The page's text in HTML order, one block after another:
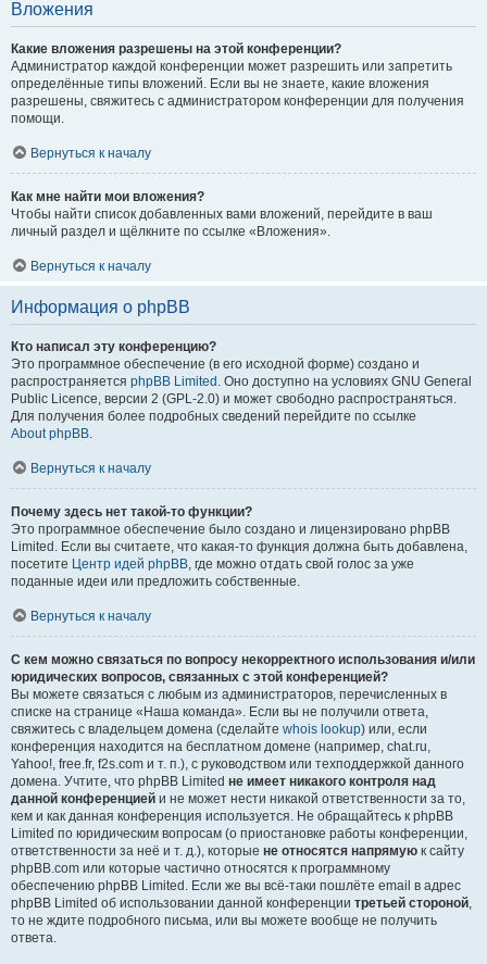
Вложения
Какие вложения разрешены на этой конференции?
Администратор каждой конференции может разрешить или запретить
определённые типы вложений. Если вы не знаете, какие вложения
разрешены, свяжитесь с администратором конференции для получения
помощи.
Вернуться к началу
Как мне найти мои вложения?
Чтобы найти список добавленных вами вложений, перейдите в ваш
личный раздел и щёлкните по ссылке «Вложения».
Вернуться к началу
Информация о phpBB
Кто написал эту конференцию?
Это программное обеспечение (в его исходной форме) создано и
распространяется phpBB Limited . Оно доступно на условиях GNU General
Public Licence, версии 2 (GPL-2.0) и может свободно распространяться.
Для получения более подробных сведений перейдите по ссылке
About phpBB.
Вернуться к началу
Почему здесь нет такой-то функции?
Это программное обеспечение было создано и лицензировано phpBB
Limited. Если вы считаете, что какая-то функция должна быть добавлена,
посетите Центр идей phpBB, где можно отдать свой голос за уже
поданные идеи или предложить собственные.
Вернуться к началу
С кем можно связаться по вопросу некорректного использования и/или
юридических вопросов, связанных с этой конференцией?
Вы можете связаться с любым из администраторов, перечисленных в
списке на странице «Наша команда». Если вы не получили ответа,
свяжитесь с владельцем домена (сделайте whois lookup) или, если
конференция находится на бесплатном домене (например, chat.ru,
Yahoo!, free.fr, f2s.com и т. п.), с руководством или техподдержкой данного
домена. Учтите, что phpBB Limited не имеет никакого контроля над
данной конференцией и не может нести никакой ответственности за то,
кем и как данная конференция используется. Не обращайтесь к phpBB
Limited по юридическим вопросам (о приостановке работы конференции,
ответственности за неё и т. д.), которые не относятся напрямую к сайту
phpBB.com или которые частично относятся к программному
обеспечению phpBB Limited. Если же вы всё-таки пошлёте email в адрес
phpBB Limited об использовании данной конференции третьей стороной,
то не ждите подробного письма, или вы можете вообще не получить
ответа.